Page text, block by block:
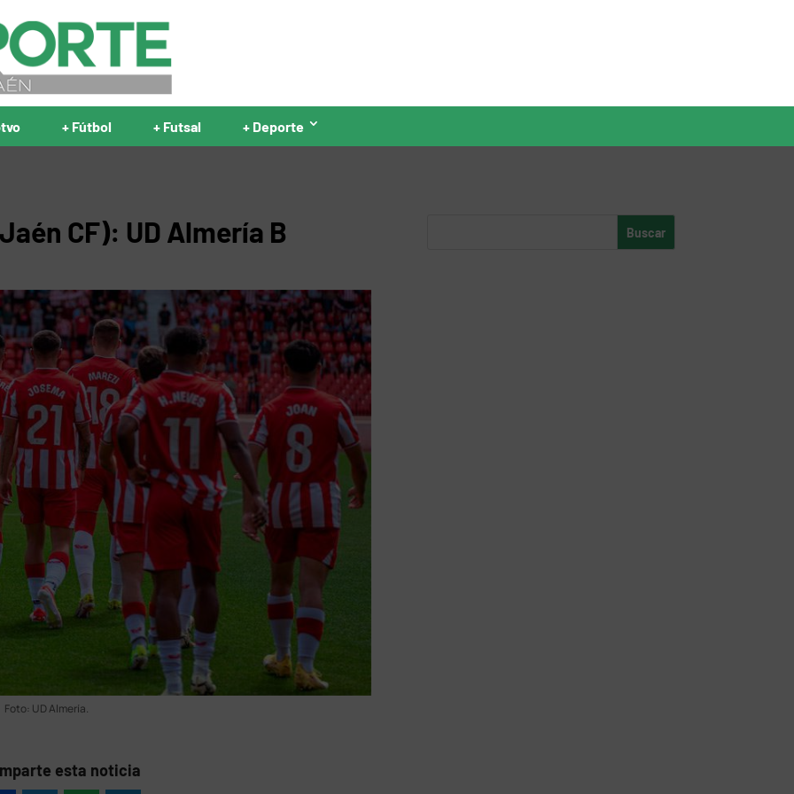
+ Fútbol + Futsal + Deporte
CF): UD Almería B
Foto: UD Almería.
esta noticia